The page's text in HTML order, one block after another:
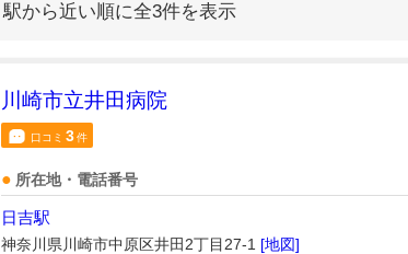
駅から近い順に全3件を表示
川崎市立井田病院
口コミ 3件
所在地・電話番号
日吉駅
神奈川県川崎市中原区井田2丁目27-1 [地図]